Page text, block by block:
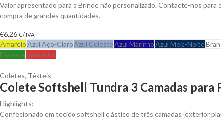
Valor apresentado para o Brinde não personalizado. Contacte-nos para
compra de grandes quantidades.
€6,26 C/ IVA
AmareloAzul Aço-ClaroAzul CelesteAzul MarinhoAzul Meia-Noite
FlorestaVermelho
Coletes, Têxteis
Colete Softshell Tundra 3 Camadas para
Highlights:
Confecionado em tecido softshell elástico de três camadas (exterior